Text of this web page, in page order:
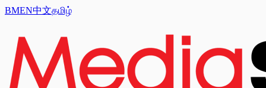
BMEN中文தமிழ்